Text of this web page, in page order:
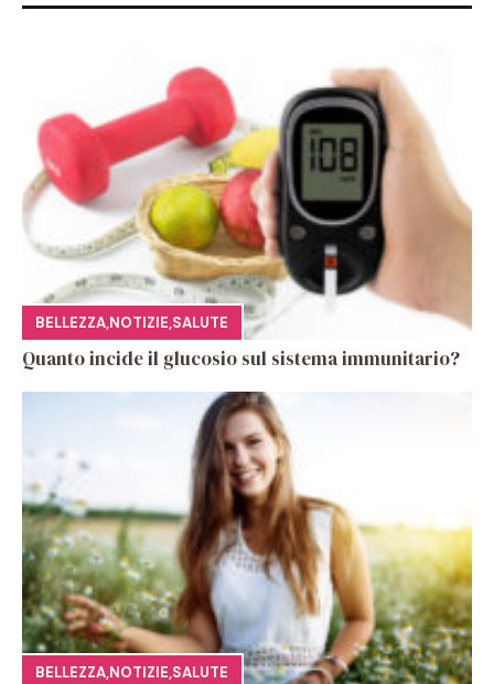
BELLEZZA,NOTIZIE,SALUTE
Quanto incide il glucosio sul sistema immunitario?
BELLEZZA,NOTIZIE,SALUTE